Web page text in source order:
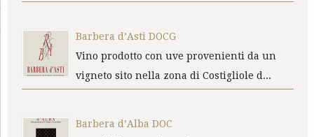
Barbera d’Asti DOCG
Vino prodotto con uve provenienti da un
vigneto sito nella zona di Costigliole d...
Barbera d’Alba DOC